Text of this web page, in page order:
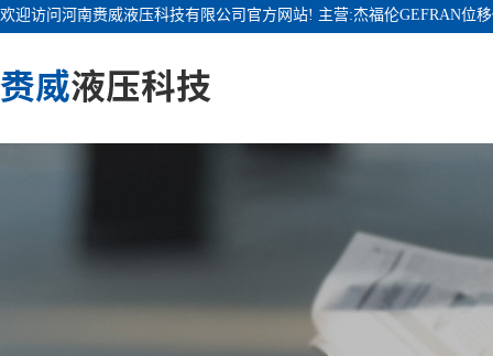
欢迎访问河南赉威液压科技有限公司官方网站! 主营:杰福伦GEFRAN位